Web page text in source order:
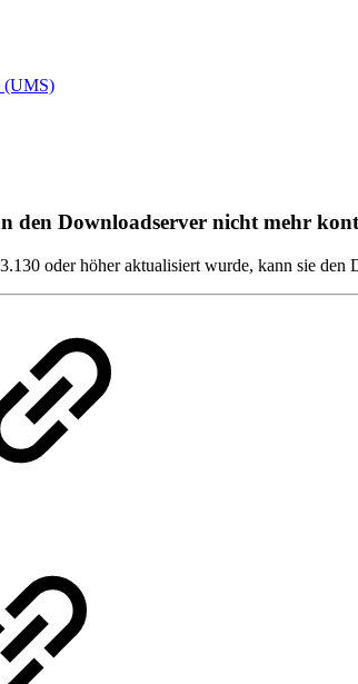
(UMS)
den Downloadserver nicht mehr
oder höher aktualisiert wurde, kann sie den